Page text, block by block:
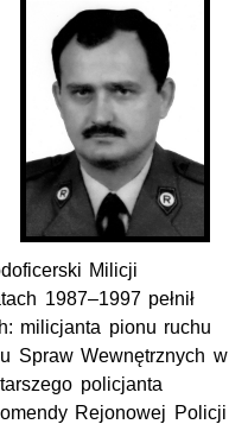
Milicji
1987–1997 pełnił
milicjanta pionu ruchu
Spraw Wewnętrznych w
policjanta
Rejonowej Policji